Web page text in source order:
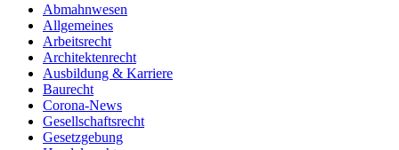
Abmahnwesen
Allgemeines
Arbeitsrecht
Architektenrecht
Ausbildung & Karriere
Baurecht
Corona-News
Gesellschaftsrecht
Gesetzgebung